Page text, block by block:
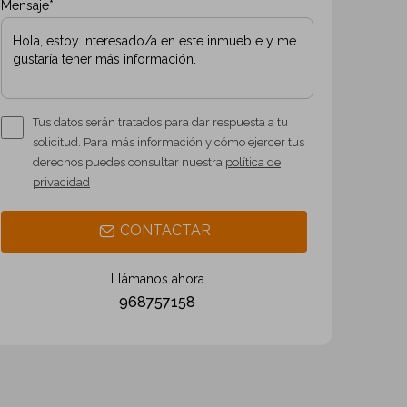
Mensaje*
Tus datos serán tratados para dar respuesta a tu
solicitud. Para más información y cómo ejercer tus
derechos puedes consultar nuestra política de
privacidad
CONTACTAR
Llámanos ahora
968757158